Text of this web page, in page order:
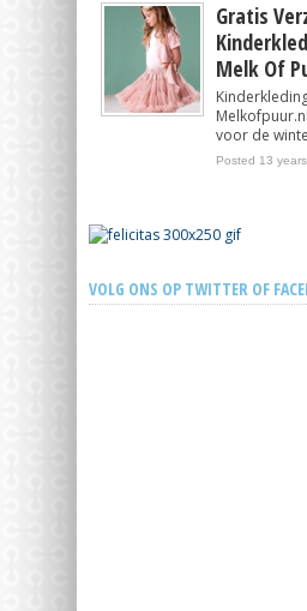
Gratis
Melk Of
voor de
Posted 13
VOLG ONS OP TWITTER OF